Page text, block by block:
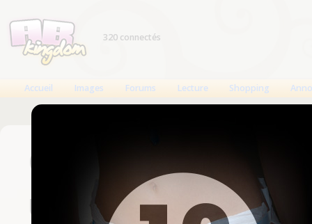
320 connectés
Accueil Images Forums Lecture Shopping
Connexion
Un compte est